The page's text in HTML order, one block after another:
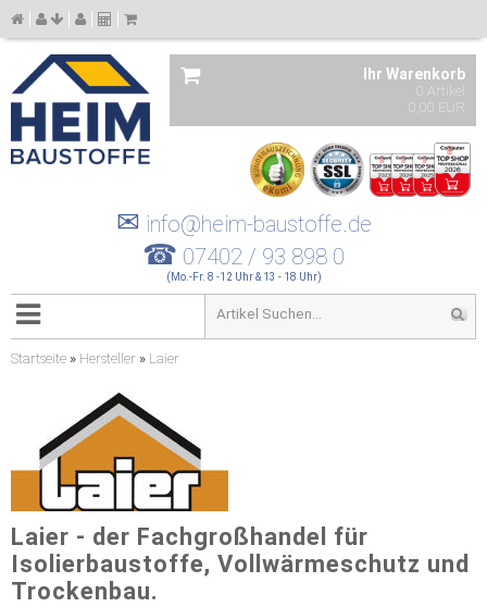
Ihr Warenkorb
0 Artikel
0,00 EUR
✉ info@heim-baustoffe.de
☎ 07402 / 93 898 0
(Mo.-Fr. 8 -12 Uhr & 13 - 18 Uhr)
Startseite » Hersteller » Laier
Laier - der Fachgroßhandel für
Isolierbaustoffe, Vollwärmeschutz und
Trockenbau.